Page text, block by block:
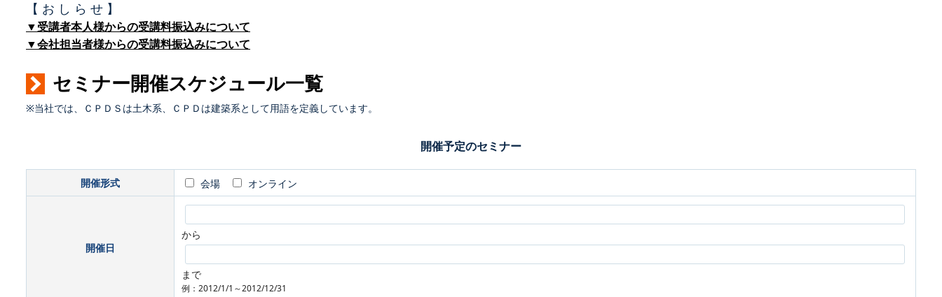
【 お し ら せ 】
▼受講者本人様からの受講料振込みについて
▼会社担当者様からの受講料振込みについて
セミナー開催スケジュール一覧
※当社では、ＣＰＤＳは土木系、ＣＰＤは建築系として用語を定義しています。
開催予定のセミナー
開催形式 会場 オンライン
開催日
から
まで
例：2012/1/1～2012/12/31